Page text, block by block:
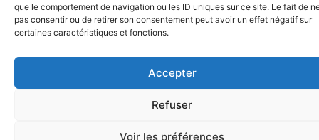
que le comportement de navigation ou les ID uniques sur ce site. Le fait de
pas consentir ou de retirer son consentement peut avoir un effet négatif sur
certaines caractéristiques et fonctions.
Accepter
Refuser
Voir les préférences